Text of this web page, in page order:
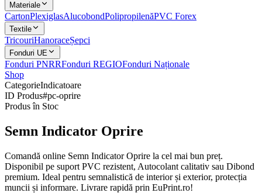
Materiale
CartonPlexiglasAlucobondPolipropilenăPVC Forex
Textile
TricouriHanoraceȘepci
Fonduri UE
Fonduri PNRRFonduri REGIOFonduri Naționale
Shop
CategorieIndicatoare
ID Produs#pc-oprire
Produs în Stoc
Semn Indicator Oprire
Comandă online Semn Indicator Oprire la cel mai bun preț.
Disponibil pe suport PVC rezistent, Autocolant calitativ sau Dibond
premium. Ideal pentru semnalistică de interior și exterior, protecția
muncii și informare. Livrare rapidă prin EuPrint.ro!